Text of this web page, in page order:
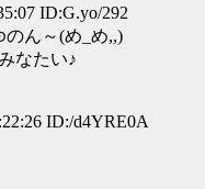
ID:G.yo/292
のん～(め_め,,)
なたい♪
ID:/d4YRE0A